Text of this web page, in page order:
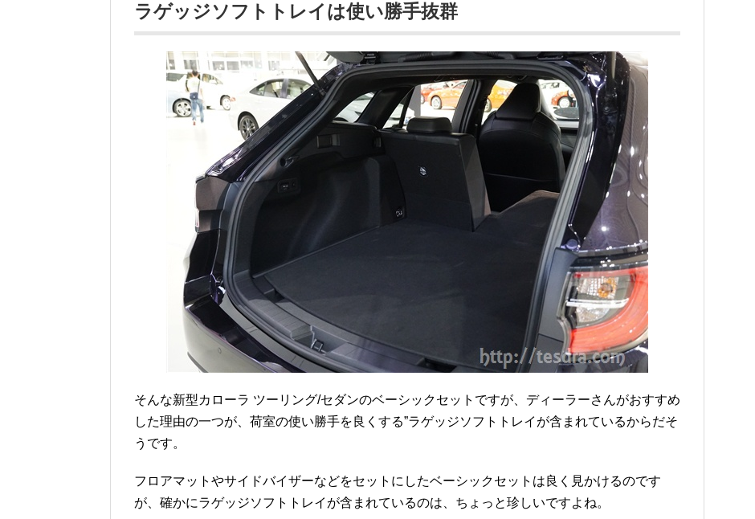
ラゲッジソフトトレイは使い勝手抜群
そんな新型カローラ ツーリング/セダンのベーシックセットですが、ディーラーさんがおすすめ
した理由の一つが、荷室の使い勝手を良くする”ラゲッジソフトトレイが含まれているからだそ
うです。
フロアマットやサイドバイザーなどをセットにしたベーシックセットは良く見かけるのです
が、確かにラゲッジソフトトレイが含まれているのは、ちょっと珍しいですよね。